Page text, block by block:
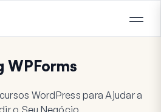
WPForms
WordPress para Ajudar a
o Seu Negócio